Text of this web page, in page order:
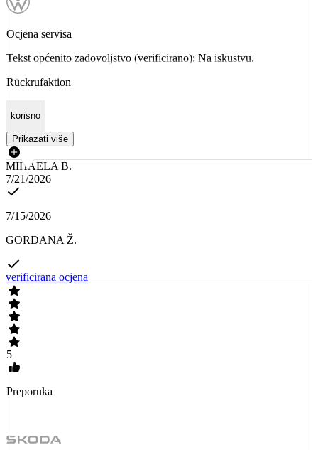
Ocjena servisa
Tekst općenito zadovoljstvo (verificirano): Na iskustvu.
Rückrufaktion
korisno
Prikazati više
MIHAELA B.
7/21/2026
7/15/2026
GORDANA Ž.
verificirana ocjena
5
Preporuka